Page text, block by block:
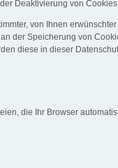
Deaktivierung von
von Ihnen
der Speicherung von
diese in dieser
die Ihr Browser